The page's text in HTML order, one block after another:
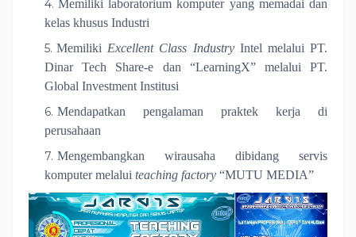
Memiliki laboratorium komputer yang memadai dan
kelas khusus Industri
Memiliki Excellent Class Industry Intel melalui PT.
Dinar Tech Share-e dan “LearningX” melalui PT.
Global Investment Institusi
Mendapatkan pengalaman praktek kerja di
perusahaan
Mengembangkan wirausaha dibidang servis
komputer melalui teaching factory “MUTU MEDIA”